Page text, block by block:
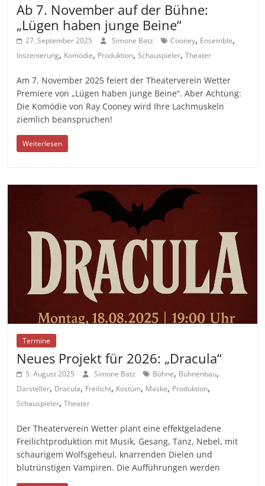
Ab 7. November auf der Bühne:
„Lügen haben junge Beine“
27. September 2025 Simone Batz Cooney, Ensemble,
Inszenierung, Komödie, Produktion,Schauspieler,Theater
Am 7. November 2025 feiert der Theaterverein Wetter
Premiere von „Lügen haben junge Beine“. Aber Achtung:
Die Komödie von Ray Cooney wird Ihre Lachmuskeln
ziemlich beanspruchen!
Weiterlesen
Termine
Neues Projekt für 2026: „Dracula“
5. August 2025 Simone Batz Bühne, Bühnenbau,
Darsteller, Dracula, Freilicht, Kostüm, Maske, Produktion,
Schauspieler,Theater
Der Theaterverein Wetter plant eine effektgeladene
Freilichtproduktion mit Musik, Gesang, Tanz, Nebel, mit
schaurigem Wolfsgeheul, knarrenden Dielen und
blutrünstigen Vampiren. Die Aufführungen werden